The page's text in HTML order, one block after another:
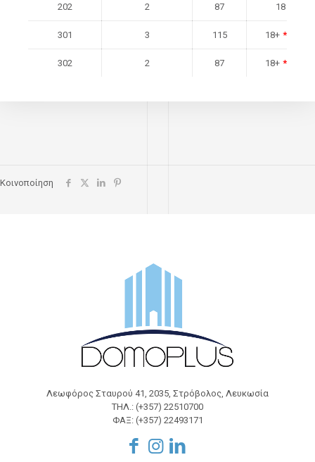
202 2 87 18
301 3 115 18+ *40
302 2 87 18+ *38
Κοινοποίηση
Λεωφόρος Σταυρού 41, 2035, Στρόβολος, Λευκωσία
ΤΗΛ.: (+357) 22510700
ΦΑΞ: (+357) 22493171